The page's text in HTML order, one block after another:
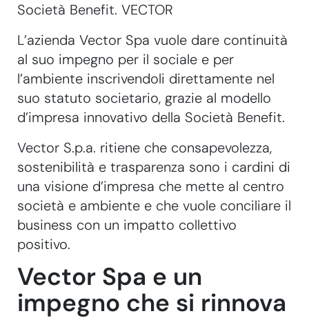
Società Benefit. VECTOR
L’azienda Vector Spa vuole dare continuità
al suo impegno per il sociale e per
l’ambiente inscrivendoli direttamente nel
suo statuto societario, grazie al modello
d’impresa innovativo della Società Benefit.
Vector S.p.a. ritiene che consapevolezza,
sostenibilità e trasparenza sono i cardini di
una visione d’impresa che mette al centro
società e ambiente e che vuole conciliare il
business con un impatto collettivo
positivo.
Vector Spa e un
impegno che si rinnova